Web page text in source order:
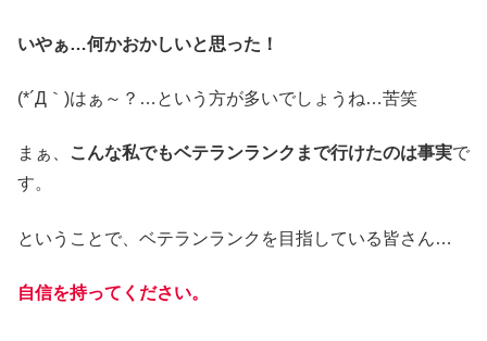
いやぁ…何かおかしいと思った！
(*´Д｀)はぁ～？…という方が多いでしょうね…苦笑
まぁ、 こんな私でもベテランランクまで行けたのは事実で
す。
ということで、ベテランランクを目指している皆さん…
自信を持ってください。